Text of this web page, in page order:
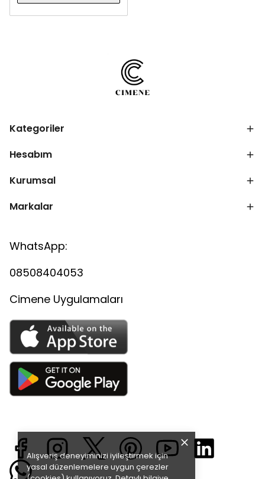
Alışveriş deneyiminizi iyileştirmek için
yasal düzenlemelere uygun çerezler
Kategoriler
Hesabım
Kurumsal
Markalar
WhatsApp:
08508404053
Cimene Uygulamaları